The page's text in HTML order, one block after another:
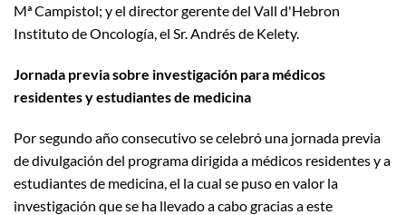
Mª Campistol; y el director gerente del Vall d'Hebron
Instituto de Oncología, el Sr. Andrés de Kelety.
Jornada previa sobre investigación para médicos
residentes y estudiantes de medicina
Por segundo año consecutivo se celebró una jornada previa
de divulgación del programa dirigida a médicos residentes y a
estudiantes de medicina, el la cual se puso en valor la
investigación que se ha llevado a cabo gracias a este